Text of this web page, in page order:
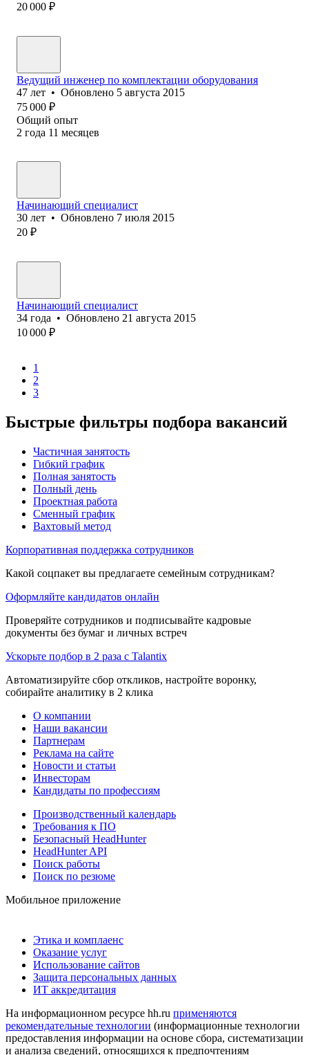
20 000 ₽
Ведущий инженер по комплектации оборудования
47 лет • Обновлено 5 августа 2015
75 000 ₽
Общий опыт
2 года 11 месяцев
Начинающий специалист
30 лет • Обновлено 7 июля 2015
20 ₽
Начинающий специалист
34 года • Обновлено 21 августа 2015
10 000 ₽
1
2
3
Быстрые фильтры подбора вакансий
Частичная занятость
Гибкий график
Полная занятость
Полный день
Проектная работа
Сменный график
Вахтовый метод
Корпоративная поддержка сотрудников
Какой соцпакет вы предлагаете семейным сотрудникам?
Оформляйте кандидатов онлайн
Проверяйте сотрудников и подписывайте кадровые
документы без бумаг и личных встреч
Ускорьте подбор в 2 раза с Talantix
Автоматизируйте сбор откликов, настройте воронку,
собирайте аналитику в 2 клика
О компании
Наши вакансии
Партнерам
Реклама на сайте
Новости и статьи
Инвесторам
Кандидаты по профессиям
Производственный календарь
Требования к ПО
Безопасный HeadHunter
HeadHunter API
Поиск работы
Поиск по резюме
Мобильное приложение
Этика и комплаенс
Оказание услуг
Использование сайтов
Защита персональных данных
ИТ аккредитация
На информационном ресурсе hh.ru применяются
рекомендательные технологии (информационные технологии
предоставления информации на основе сбора, систематизации
и анализа сведений, относящихся к предпочтениям